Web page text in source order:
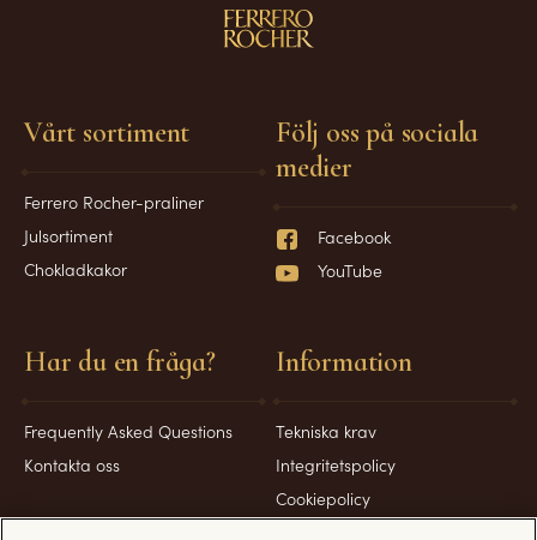
Vårt sortiment
Ferrero Rocher-praliner
Julsortiment
Chokladkakor
Har du en fråga?
Frequently Asked Questions
Kontakta oss
Information
Tekniska krav
Integritetspolicy
Cookiepolicy
Följ oss på sociala
medier
Facebook
YouTube